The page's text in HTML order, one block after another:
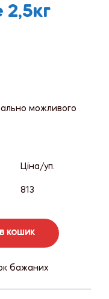
2,5кг
можливого
Ціна/уп.
813
КОШИК
бажаних